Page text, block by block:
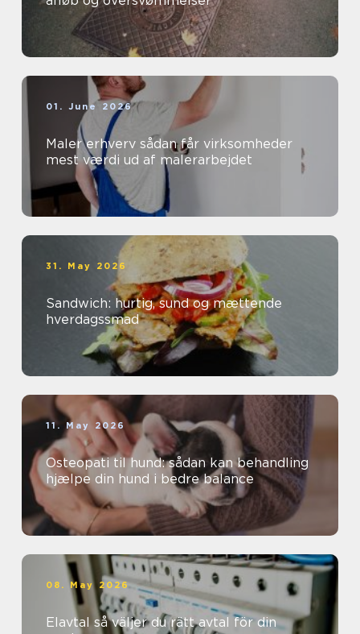
01. June 2026
Maler erhverv sådan får virksomheder
mest værdi ud af malerarbejdet
31. May 2026
Sandwich: hurtig, sund og mættende
hverdagssmad
11. May 2026
Osteopati til hund: sådan kan behandling
hjælpe din hund i bedre balance
08. May 2026
Elavtal så väljer du rätt avtal för din